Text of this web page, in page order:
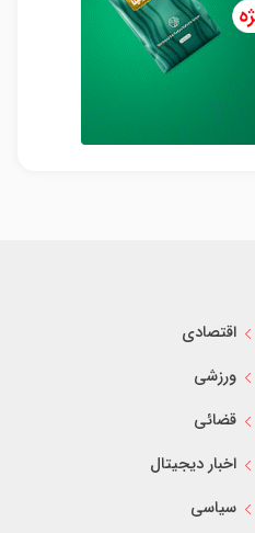
اقتصادی
ورزشی
قضائی
اخبار دیجیتال
سیاسی